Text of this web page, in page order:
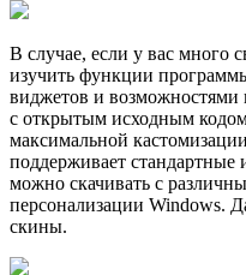
В случае, если у вас много
изучить функции
виджетов и возможностями
с открытым исходным
максимальной
поддерживает
можно скачивать с
персонализации Windows.
скины.